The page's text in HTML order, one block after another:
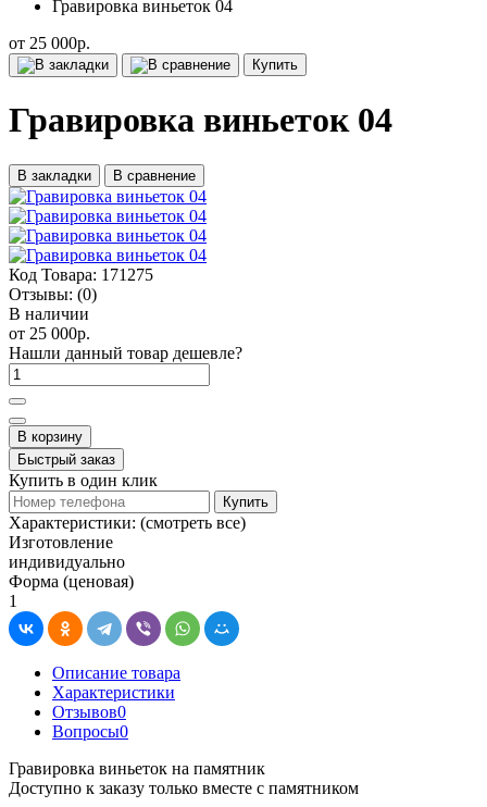
Гравировка виньеток 04
от 25 000р.
Купить
Гравировка виньеток 04
В закладки В сравнение
Код Товара: 171275
Отзывы: (0)
В наличии
от 25 000р.
Нашли данный товар дешевле?
В корзину
Быстрый заказ
Купить в один клик
Купить
Характеристики: (смотреть все)
Изготовление
индивидуально
Форма (ценовая)
1
Описание товара
Характеристики
Отзывов0
Вопросы0
Гравировка виньеток на памятник
Доступно к заказу только вместе с памятником